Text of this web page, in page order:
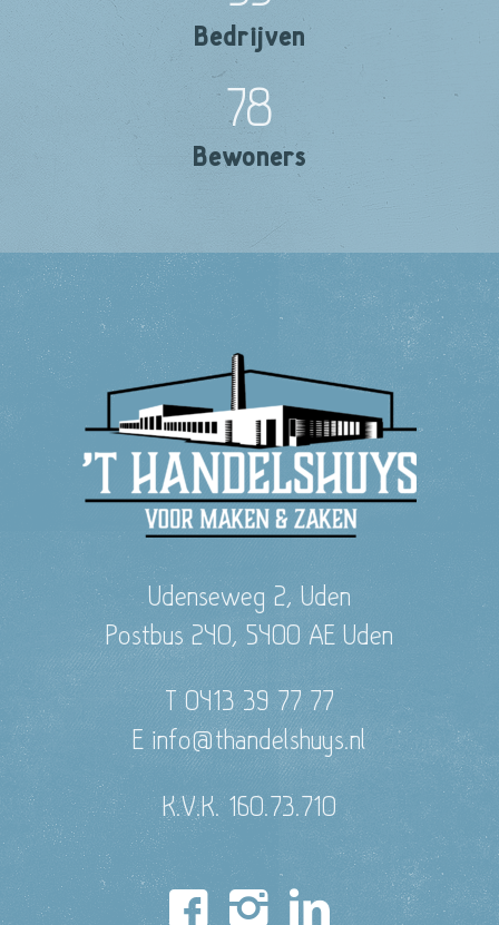
Bedrijven
78
Bewoners
Udenseweg 2, Uden
Postbus 240, 5400 AE Uden
T 0413 39 77 77
E info@thandelshuys.nl
K.V.K. 160.73.710